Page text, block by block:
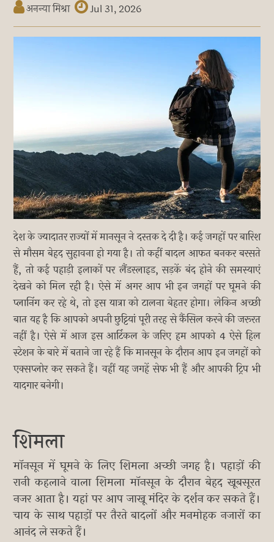
अनन्या मिश्रा Jul 31, 2026
देश के ज्यादातर राज्यों में मानसून ने दस्तक दे दी है। कई जगहों पर बारिश
से मौसम बेहद सुहावना हो गया है। तो कहीं बादल आफत बनकर बरसते
हैं, तो कई पहाड़ी इलाकों पर लैंडस्लाइड, सड़कें बंद होने की समस्याएं
देखने को मिल रही है। ऐसे में अगर आप भी इन जगहों पर घूमने की
प्लानिंग कर रहे थे, तो इस यात्रा को टालना बेहतर होगा। लेकिन अच्छी
बात यह है कि आपको अपनी छुट्टियां पूरी तरह से कैंसिल करने की जरूरत
नहीं है। ऐसे में आज इस आर्टिकल के जरिए हम आपको 4 ऐसे हिल
स्टेशन के बारे में बताने जा रहे हैं कि मानसून के दौरान आप इन जगहों को
एक्सप्लोर कर सकते हैं। वहीं यह जगहें सेफ भी हैं और आपकी ट्रिप भी
यादगार बनेगी।
शिमला
मॉनसून में घूमने के लिए शिमला अच्छी जगह है। पहाड़ों की
रानी कहलाने वाला शिमला मॉनसून के दौरान बेहद खूबसूरत
नजर आता है। यहां पर आप जाखू मंदिर के दर्शन कर सकते हैं।
चाय के साथ पहाड़ों पर तैरते बादलों और मनमोहक नजारों का
आनंद ले सकते हैं।